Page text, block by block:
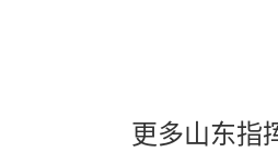
更多山东指